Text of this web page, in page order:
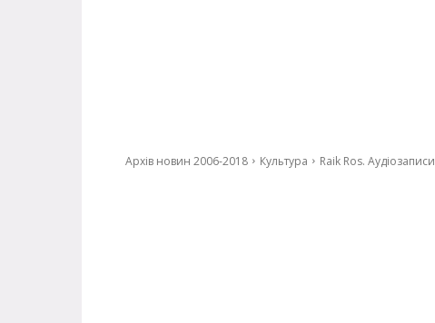
Архів новин 2006-2018 Культура Raik Ros. Аудіозаписи